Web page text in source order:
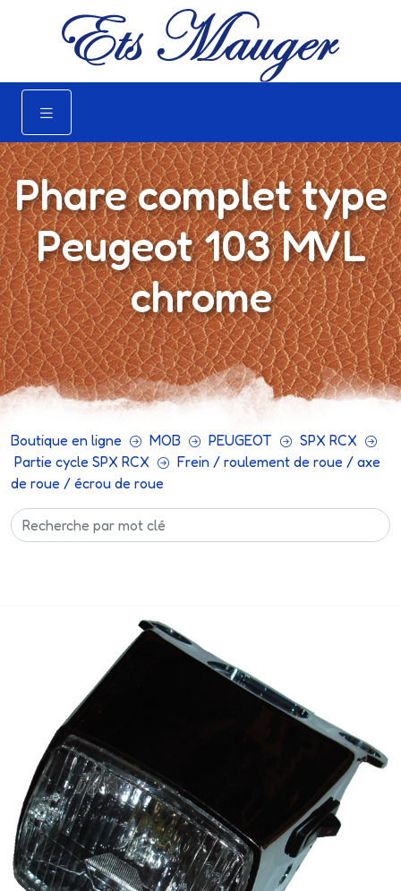
Phare complet type
Peugeot 103 MVL
chrome
Boutique en ligne MOB PEUGEOT
SPX RCX
Partie cycle SPX RCX
Frein / roulement de roue / axe
de roue / écrou de roue